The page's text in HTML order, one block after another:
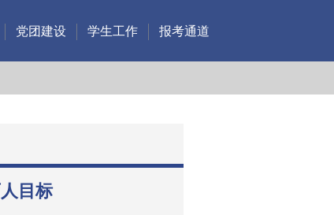
党团建设 学生工作 报考通道
目标